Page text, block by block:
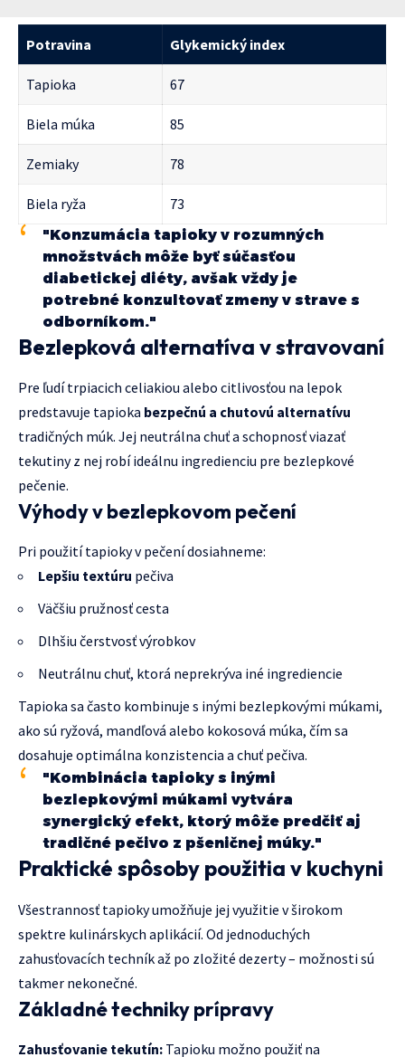
Potravina Glykemický index
Tapioka 67
Biela múka 85
Zemiaky 78
Biela ryža 73
"Konzumácia tapioky v rozumných
množstvách môže byť súčasťou
diabetickej diéty, avšak vždy je
potrebné konzultovať zmeny v strave s
odborníkom."
Bezlepková alternatíva v stravovaní
Pre ľudí trpiacich celiakiou alebo citlivosťou na lepok
predstavuje tapioka bezpečnú a chutovú alternatívu
tradičných múk. Jej neutrálna chuť a schopnosť viazať
tekutiny z nej robí ideálnu ingredienciu pre bezlepkové
pečenie.
Výhody v bezlepkovom pečení
Pri použití tapioky v pečení dosiahneme:
Lepšiu textúru pečiva
Väčšiu pružnosť cesta
Dlhšiu čerstvosť výrobkov
Neutrálnu chuť, ktorá neprekrýva iné ingrediencie
Tapioka sa často kombinuje s inými bezlepkovými múkami,
ako sú ryžová, mandľová alebo kokosová múka, čím sa
dosahuje optimálna konzistencia a chuť pečiva.
"Kombinácia tapioky s inými
bezlepkovými múkami vytvára
synergický efekt, ktorý môže predčiť aj
tradičné pečivo z pšeničnej múky."
Praktické spôsoby použitia v kuchyni
Všestrannosť tapioky umožňuje jej využitie v širokom
spektre kulinárskych aplikácií. Od jednoduchých
zahusťovacích techník až po zložité dezerty – možnosti sú
takmer nekonečné.
Základné techniky prípravy
Zahusťovanie tekutín: Tapioku možno použiť na